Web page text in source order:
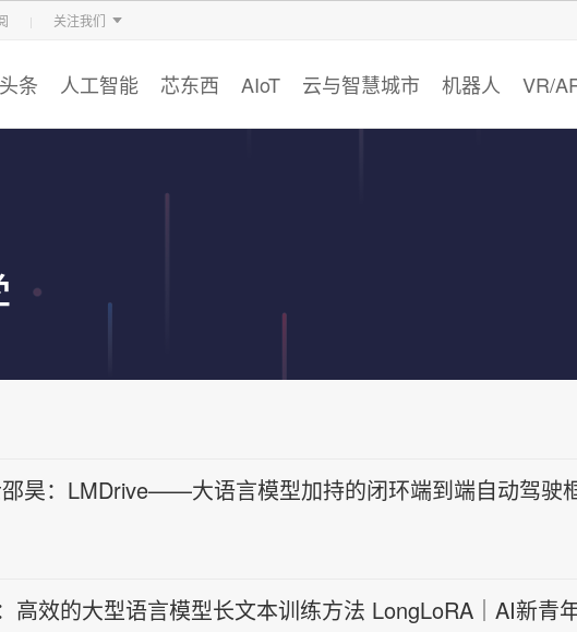
关注我们
芯东西 智猩猩
头条 人工智能 芯东西 AIoT 云与智慧城市 机器人 VR/
昊：LMDrive——大语言模型加持的闭环端到端自动驾驶
高效的大型语言模型长文本训练方法 LongLoRA｜AI新青